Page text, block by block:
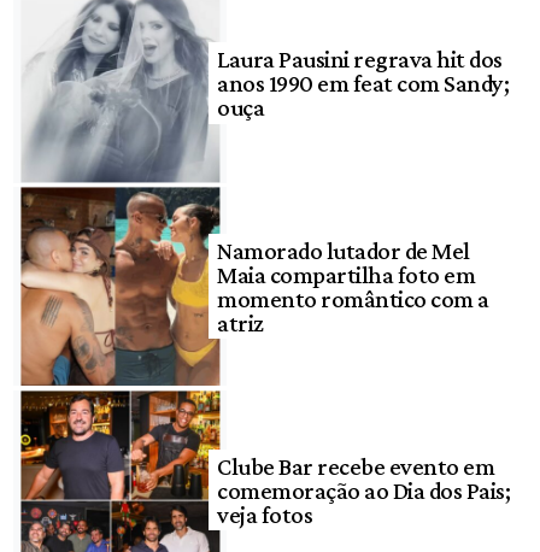
Laura Pausini regrava hit dos
anos 1990 em feat com Sandy;
ouça
Namorado lutador de Mel
Maia compartilha foto em
momento romântico com a
atriz
Clube Bar recebe evento em
comemoração ao Dia dos Pais;
veja fotos